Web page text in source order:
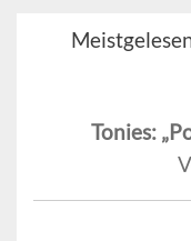
Tonies: